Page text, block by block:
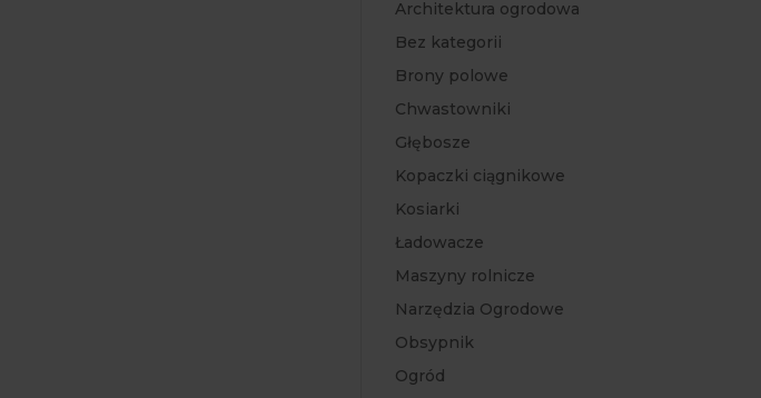
Architektura ogrodowa
Bez kategorii
Brony polowe
Chwastowniki
Głębosze
Kopaczki ciągnikowe
Kosiarki
Ładowacze
Maszyny rolnicze
Narzędzia Ogrodowe
Obsypnik
Ogród